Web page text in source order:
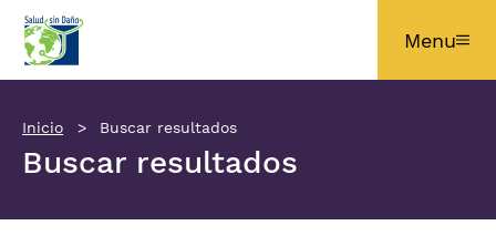
Pasar al contenido principal
Menu
Inicio Buscar resultados
Buscar resultados